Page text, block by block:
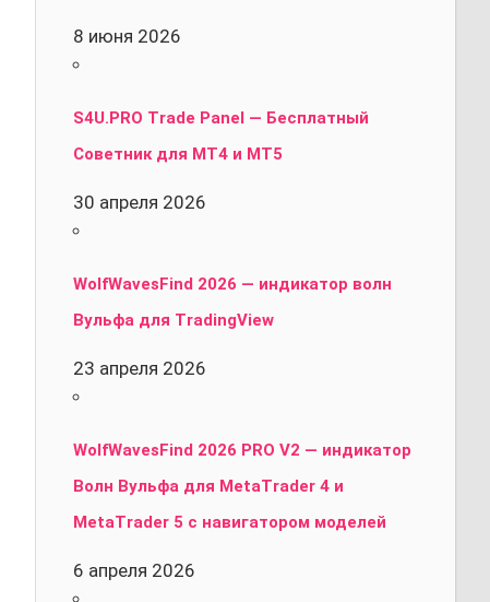
8 июня 2026
S4U.PRO Trade Panel — Бесплатный
Советник для MT4 и MT5
30 апреля 2026
WolfWavesFind 2026 — индикатор волн
Вульфа для TradingView
23 апреля 2026
WolfWavesFind 2026 PRO V2 — индикатор
Волн Вульфа для MetaTrader 4 и
MetaTrader 5 с навигатором моделей
6 апреля 2026